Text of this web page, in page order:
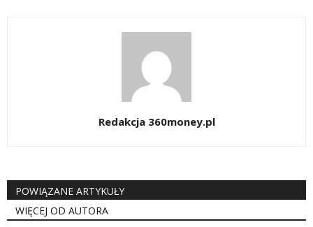
Redakcja 360money.pl
POWIĄZANE ARTYKUŁY
WIĘCEJ OD AUTORA